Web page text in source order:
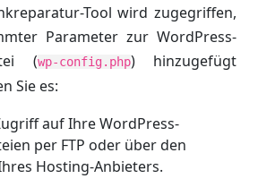
Tool wird zugegriffen,
Parameter zur WordPress-
(wp-config.php) hinzugefügt
Sie es:
auf Ihre WordPress-
per FTP oder über den
Hosting-Anbieters.